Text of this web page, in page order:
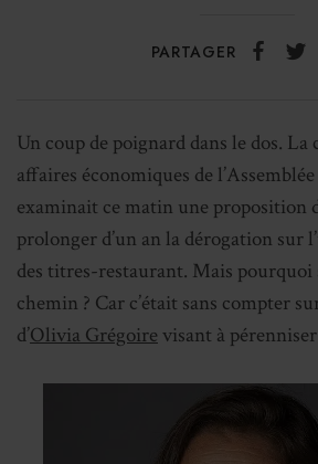
PARTAGER
Un coup de poignard dans le dos. La
affaires économiques de
examinait ce matin une proposition
prolonger d’un an la dérogation sur
des titres-restaurant. Mais pourquoi
chemin ? Car c’était sans compter
d’Olivia Grégoirevisant à